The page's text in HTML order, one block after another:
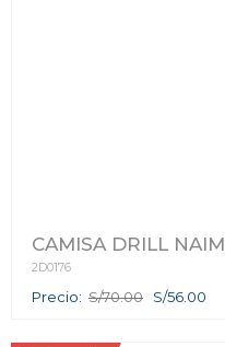
CAMISA DRILL NAIM
2D0176
Precio: S/70.00 S/56.00